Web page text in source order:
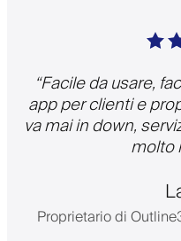
“Facile da usare,
app per clienti e
va mai in down,
molto
Proprietario di